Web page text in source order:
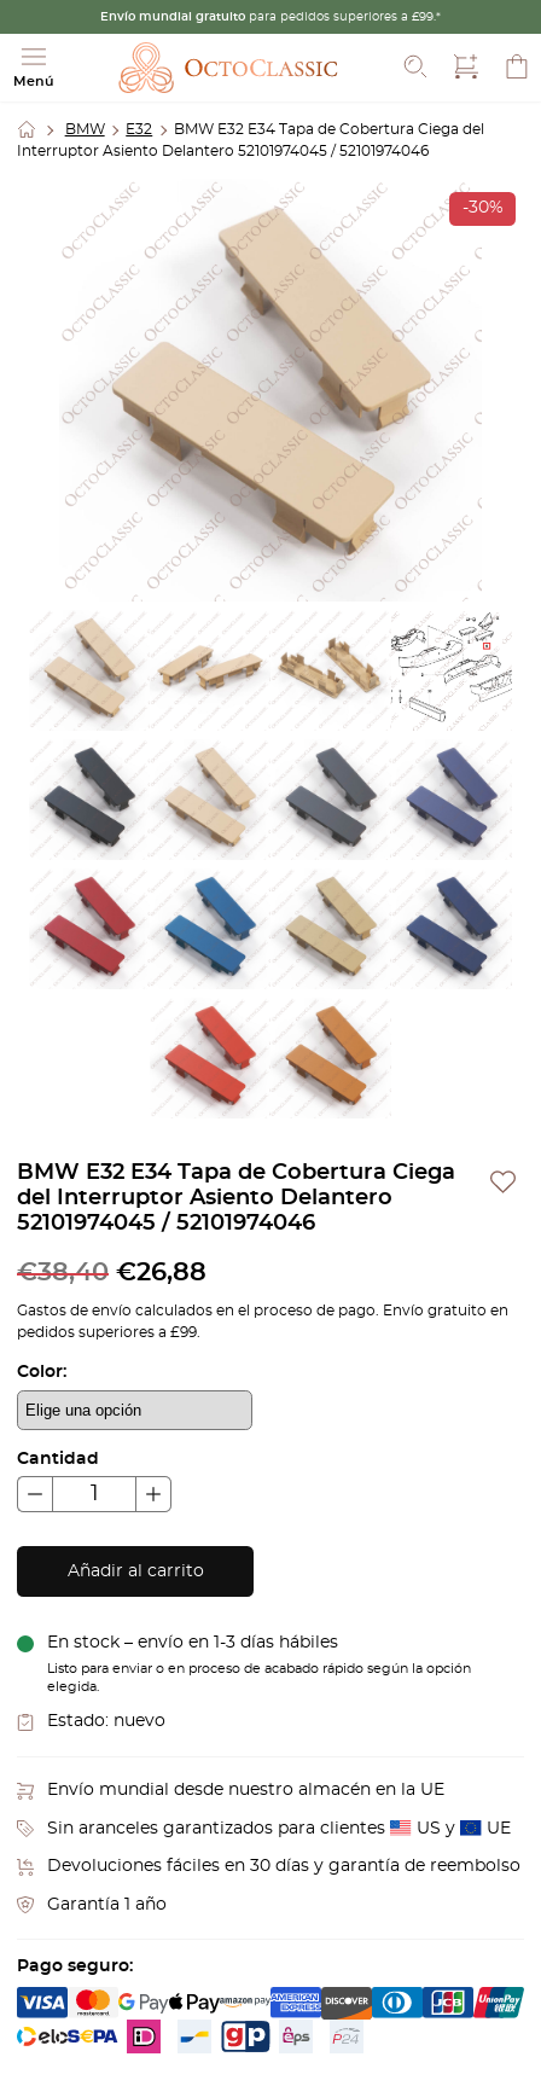
Envío mundial gratuito para pedidos superiores a £99.*
Menú
BMW E32
BMW E32 E34 Tapa de Cobertura Ciega del
Interruptor Asiento Delantero 52101974045 / 52101974046
-30%
BMW E32 E34 Tapa de Cobertura Ciega
del Interruptor Asiento Delantero
52101974045 / 52101974046
€38,40 €26,88
Gastos de envío calculados en el proceso de pago. Envío gratuito en
pedidos superiores a £99.
Color:
Cantidad
Añadir al carrito
En stock – envío en 1-3 días hábiles
Listo para enviar o en proceso de acabado rápido según la opción
elegida.
Estado: nuevo
Envío mundial desde nuestro almacén en la UE
Sin aranceles garantizados para clientes US y UE
Devoluciones fáciles en 30 días y garantía de reembolso
Garantía 1 año
Pago seguro: